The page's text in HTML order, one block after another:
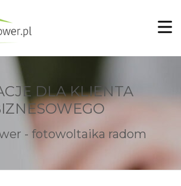
DLA KLIENTA
- fotowoltaika radom